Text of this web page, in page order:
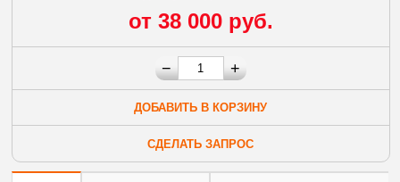
от 38 000 руб.
− +
ДОБАВИТЬ В КОРЗИНУ
СДЕЛАТЬ ЗАПРОС